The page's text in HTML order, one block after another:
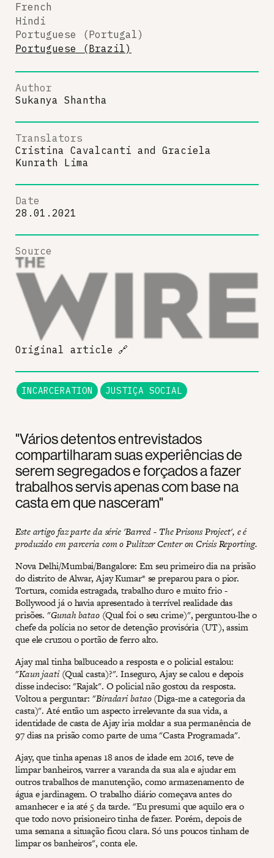
"Vários detentos entrevistados
compartilharam suas experiências de
serem segregados e forçados a fazer
trabalhos servis apenas com base na
casta em que nasceram"
Este artigo faz parte da série 'Barred - The Prisons Project', e é
produzido em parceria com o Pulitzer Center on Crisis Reporting.
Nova Delhi/Mumbai/Bangalore: Em seu primeiro dia na prisão
do distrito de Alwar, Ajay Kumar* se preparou para o pior.
Tortura, comida estragada, trabalho duro e muito frio -
Bollywood já o havia apresentado à terrível realidade das
prisões. "Gunah batao(Qual foi o seu crime)", perguntou-lhe o
chefe da polícia no setor de detenção provisória (UT), assim
que ele cruzou o portão de ferro alto.
Ajay mal tinha balbuceado a resposta e o policial estalou:
"Kaun jaati(Qual casta)?". Inseguro, Ajay se calou e depois
disse indeciso: "Rajak". O policial não gostou da resposta.
Voltou a perguntar: "Biradari batao(Diga-me a categoria da
casta)". Até então um aspecto irrelevante da sua vida, a
identidade de casta de Ajay iria moldar a sua permanência de
97 dias na prisão como parte de uma "Casta Programada".
Ajay, que tinha apenas 18 anos de idade em 2016, teve de
limpar banheiros, varrer a varanda da sua ala e ajudar em
outros trabalhos de manutenção, como armazenamento de
água e jardinagem. O trabalho diário começava antes do
amanhecer e ia até 5 da tarde. "Eu presumi que aquilo era o
que todo novo prisioneiro tinha de fazer. Porém, depois de
uma semana a situação ficou clara. Só uns poucos tinham de
limpar os banheiros", conta ele.
French
Hindi
Portuguese (Portugal)
Portuguese (Brazil)
Author
Sukanya Shantha
Translators
Cristina Cavalcanti and Graciela
Kunrath Lima
Date
28.01.2021
Source
Original article 🔗
INCARCERATION JUSTIÇA SOCIAL